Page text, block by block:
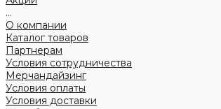
...
О компании
Каталог товаров
Партнерам
Условия сотрудничества
Мерчандайзинг
Условия оплаты
Условия доставки